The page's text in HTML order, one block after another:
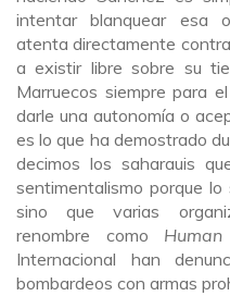
intentar blanquear esa
atenta directamente
a existir libre sobre su
Marruecos siempre para
darle una autonomía o
es lo que ha demostrado
decimos los saharauis
sentimentalismo porque
sino que varias
renombre como
Internacional han
bombardeos con armas